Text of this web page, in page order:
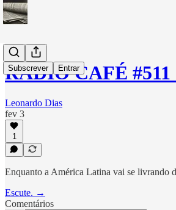
Subscrever Entrar
RÁDIO CAFÉ
Leonardo Dias
fev 3
1
Enquanto a América Latina vai se livrando
Escute. →
Comentários